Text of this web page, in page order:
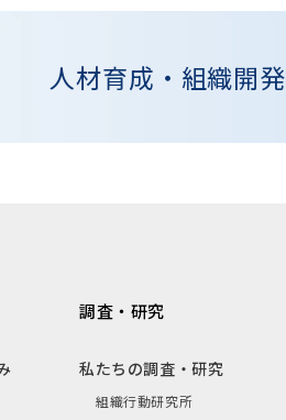
人材育成・組織開発
調査・研究
私たちの調査・研究
組織行動研究所